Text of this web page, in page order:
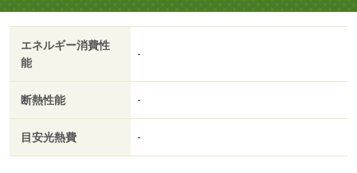
エネルギー消費性
能
-
断熱性能 -
目安光熱費 -